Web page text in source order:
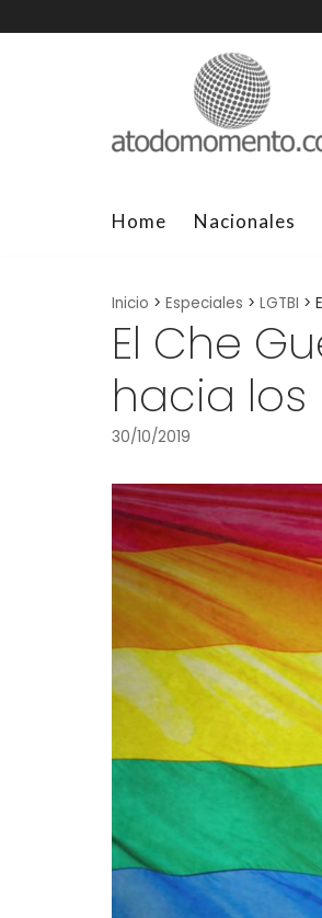
Home Nacionales
Inicio > Especiales > LGTBI >
El Che
hacia los
30/10/2019